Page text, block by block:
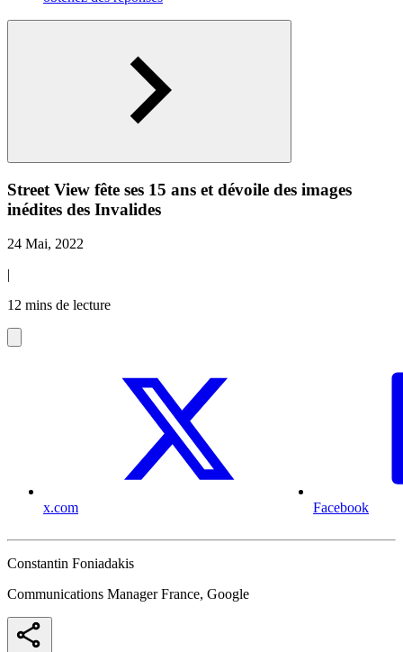
Street View fête ses 15 ans et dévoile des images
inédites des Invalides
24 Mai, 2022
|
12 mins de lecture
x.com Facebook
Constantin Foniadakis
Communications Manager France, Google